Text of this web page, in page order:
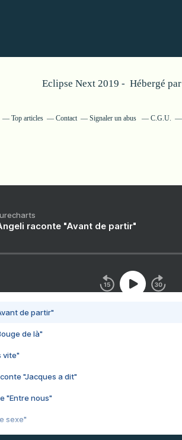
Eclipse Next 2019 - Hébergé par
Top articles Contact Signaler un abus C.G.U.
raconte "Avant de partir"
de partir"
de là"
vite"
"Jacques a dit"
"Entre nous"
sexe"